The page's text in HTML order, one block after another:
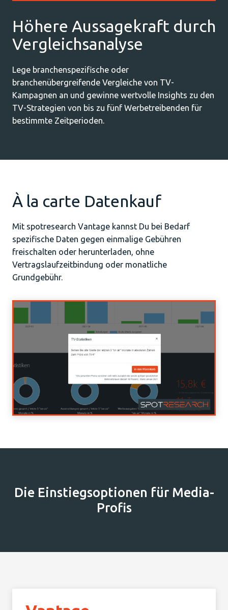
Höhere Aussagekraft durch
Vergleichsanalyse
Lege branchenspezifische oder
branchenübergreifende Vergleiche von TV-
Kampagnen an und gewinne wertvolle Insights zu den
TV-Strategien von bis zu fünf Werbetreibenden für
bestimmte Zeitperioden.
À la carte Datenkauf
Mit spotresearch Vantage kannst Du bei Bedarf
spezifische Daten gegen einmalige Gebühren
freischalten oder herunterladen, ohne
Vertragslaufzeitbindung oder monatliche
Grundgebühr.
Die Einstiegsoptionen für Media-
Profis